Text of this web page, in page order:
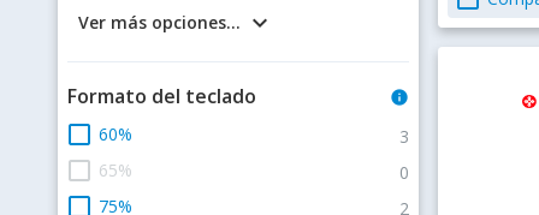
keyboard_arrow_down
Ver más opciones...
Formato del teclado info
check_box_outline_blank 60% 3
check_box_outline_blank 65% 0
check_box_outline_blank 75% 2